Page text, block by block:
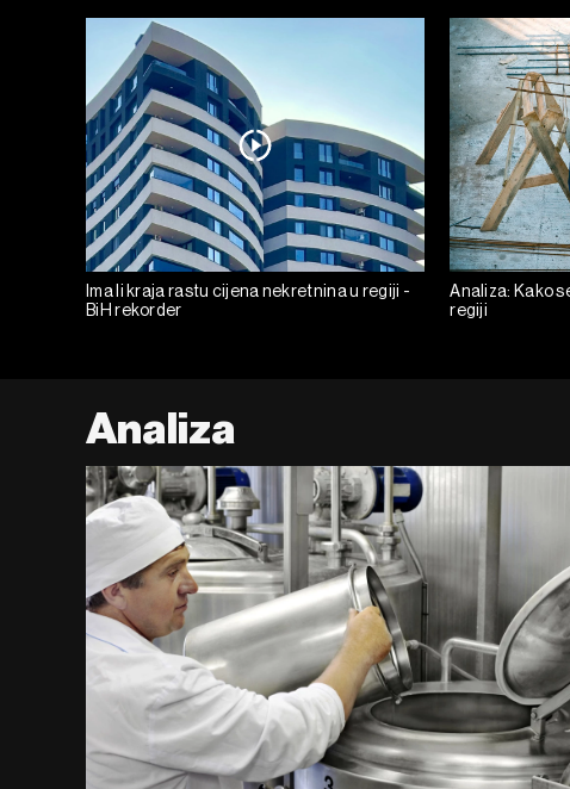
Ima li kraja rastu cijena nekretnina u regiji -
BiH rekorder
Analiza: Kako
regiji
Analiza